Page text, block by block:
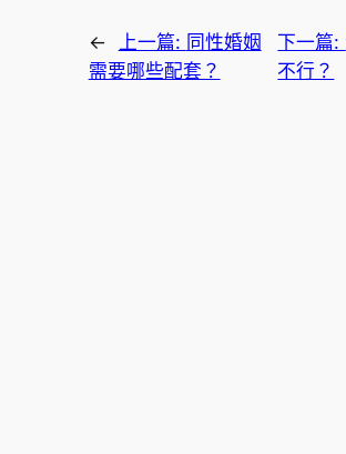
← 上一篇: 同性婚姻
需要哪些配套？
下一篇:
不行？